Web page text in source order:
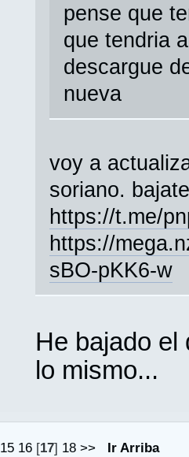
pense que
que tendria
descargue
nueva
voy a
soriano.
https://t.me/
https://
sBO-pKK6-w
He bajado el
lo mismo...
15 16 [17] 18 >> Ir Arriba